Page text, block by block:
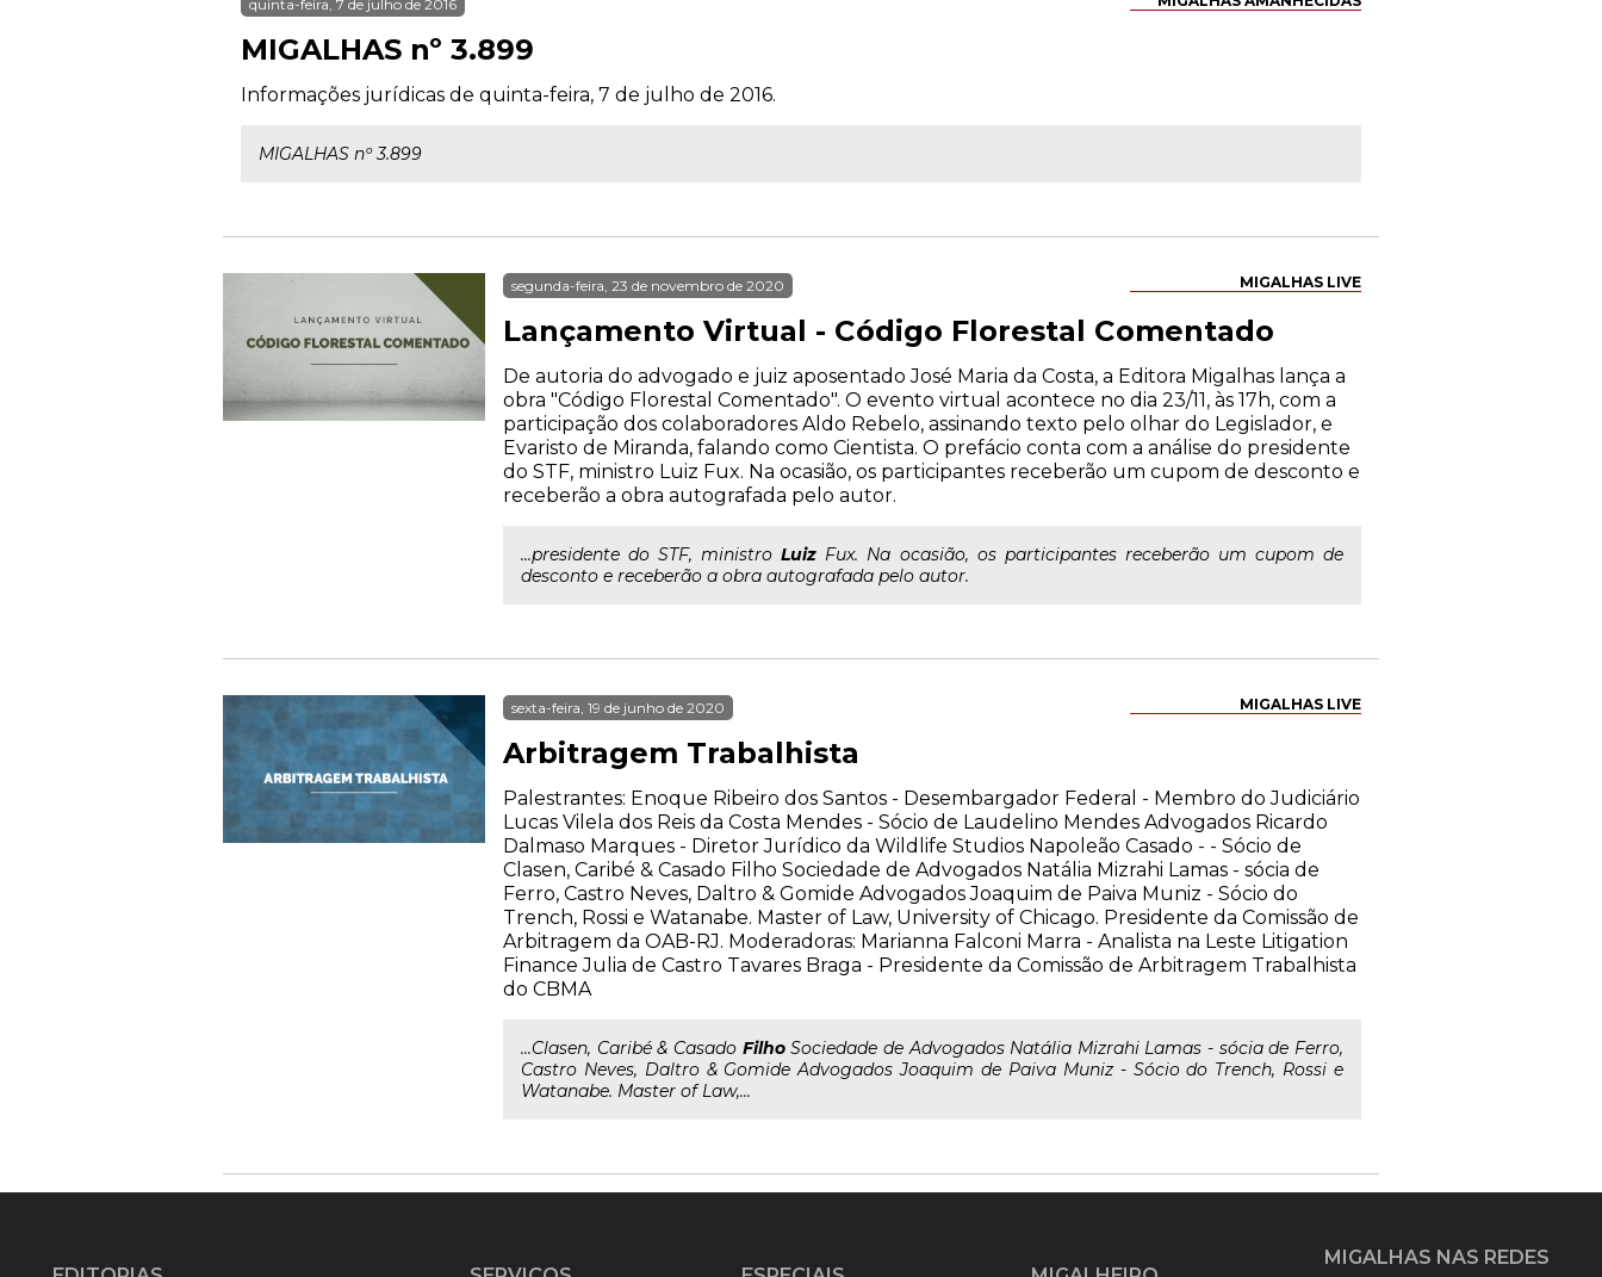
quinta-feira, 7 de julho de 2016
MIGALHAS nº 3.899
Informações jurídicas de quinta-feira, 7 de julho de 2016.
MIGALHAS nº 3.899
MIGALHAS LIVE
segunda-feira, 23 de novembro de 2020
Lançamento Virtual - Código Florestal Comentado
De autoria do advogado e juiz aposentado José Maria da Costa, a Editora Migalhas lança a
obra "Código Florestal Comentado". O evento virtual acontece no dia 23/11, às 17h, com a
participação dos colaboradores Aldo Rebelo, assinando texto pelo olhar do Legislador, e
Evaristo de Miranda, falando como Cientista. O prefácio conta com a análise do presidente
do STF, ministro Luiz Fux. Na ocasião, os participantes receberão um cupom de desconto e
receberão a obra autografada pelo autor.
...presidente do STF, ministroLuiz Fux. Na ocasião, os participantes receberão um cupom de
desconto e receberão a obra autografada pelo autor.
MIGALHAS LIVE
sexta-feira, 19 de junho de 2020
Arbitragem Trabalhista
Palestrantes: Enoque Ribeiro dos Santos - Desembargador Federal - Membro do Judiciário
Lucas Vilela dos Reis da Costa Mendes - Sócio de Laudelino Mendes Advogados Ricardo
Dalmaso Marques - Diretor Jurídico da Wildlife Studios Napoleão Casado - - Sócio de
Clasen, Caribé & Casado Filho Sociedade de Advogados Natália Mizrahi Lamas - sócia de
Ferro, Castro Neves, Daltro & Gomide Advogados Joaquim de Paiva Muniz - Sócio do
Trench, Rossi e Watanabe. Master of Law, University of Chicago. Presidente da Comissão de
Arbitragem da OAB-RJ. Moderadoras: Marianna Falconi Marra - Analista na Leste Litigation
Finance Julia de Castro Tavares Braga - Presidente da Comissão de Arbitragem Trabalhista
do CBMA
...Clasen, Caribé & Casado FilhoSociedade de Advogados Natália Mizrahi Lamas - sócia de Ferro,
Castro Neves, Daltro & Gomide Advogados Joaquim de Paiva Muniz - Sócio do Trench, Rossi e
Watanabe. Master of Law,...
MIGALHAS NAS REDES